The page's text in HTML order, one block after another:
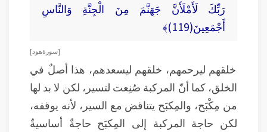
رَبِّكَ لَأَمْلَأَنَّ جَهَنَّمَ مِنَ الْجِنَّةِ وَالنَّاسِ
أَجْمَعِينَ(119)﴾
[ سورة هود ]
خلقهم ليرحمهم، خلقهم ليسعدهم، هذا أصلٌ في
الخلق، كما أنّ المركبة صُنِعت لتسير، لكن لا بد لها
من مِكْبَح، والمِكبَح يتناقض مع السير، لأنه يوقفه،
لكن حاجة المركبة إلى المِكبَح حاجةٌ أساسيةٌ